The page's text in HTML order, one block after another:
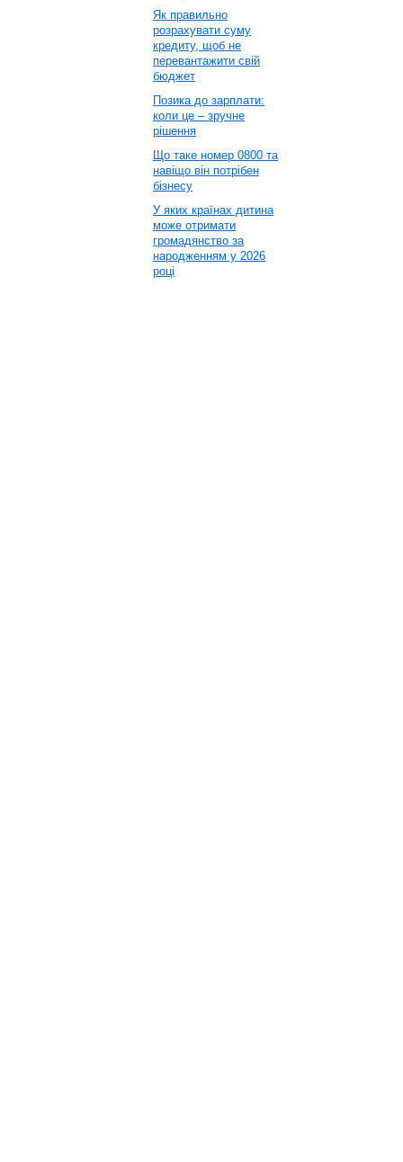
Як правильно
розрахувати суму
кредиту, щоб не
перевантажити свій
бюджет
Позика до зарплати:
коли це – зручне
рішення
Що таке номер 0800 та
навіщо він потрібен
бізнесу
У яких країнах дитина
може отримати
громадянство за
народженням у 2026
році